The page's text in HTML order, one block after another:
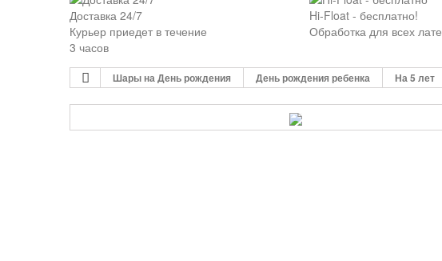
Доставка 24/7
Курьер приедет в течение
3 часов
Hi-Float - бесплатно!
Обработка для всех
Шары на День рождения День рождения ребенка На 5 лет